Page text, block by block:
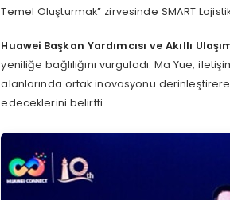
Temel Oluşturmak” zirvesinde SMART
Huawei Başkan Yardımcısı ve Akıllı
yeniliğe bağlılığını vurguladı. Ma Yue,
alanlarında ortak inovasyonu
edeceklerini belirtti.